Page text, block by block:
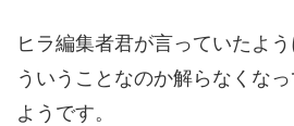
ヒラ編集者君が言っていたよ
ういうことなのか解らなくな
ようです。